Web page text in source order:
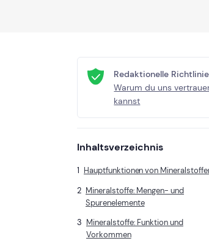
Redaktionelle
Warum du uns
kannst
Inhaltsverzeichnis
Hauptfunktionen von
Mineralstoffe: Mengen- und
Spurenelemente
Mineralstoffe: Funktion und
Vorkommen